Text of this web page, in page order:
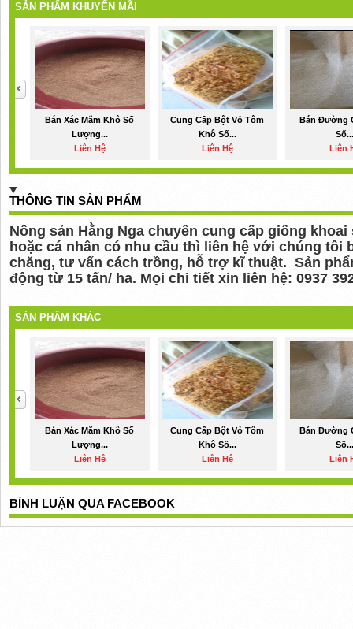
SẢN PHẨM KHUYẾN MÃI
Bán Xác Mắm Khô Số
Lượng...
Liên Hệ
Cung Cấp Bột Vỏ Tôm
Khô Số...
Liên Hệ
Bán Đường
Liên
THÔNG TIN SẢN PHẨM
Nông sản Hằng Nga chuyên cung cấp giống khoai
hoặc cá nhân có nhu cầu thì liên hệ với chúng tôi
chăng, tư vấn cách trồng, hỗ trợ kĩ thuật. Sản
động từ 15 tấn/ ha. Mọi chi tiết xin liên hệ: 0937
SẢN PHẨM KHÁC
Bán Xác Mắm Khô Số
Lượng...
Liên Hệ
Cung Cấp Bột Vỏ Tôm
Khô Số...
Liên Hệ
Bán Đường
Liên
BÌNH LUẬN QUA FACEBOOK